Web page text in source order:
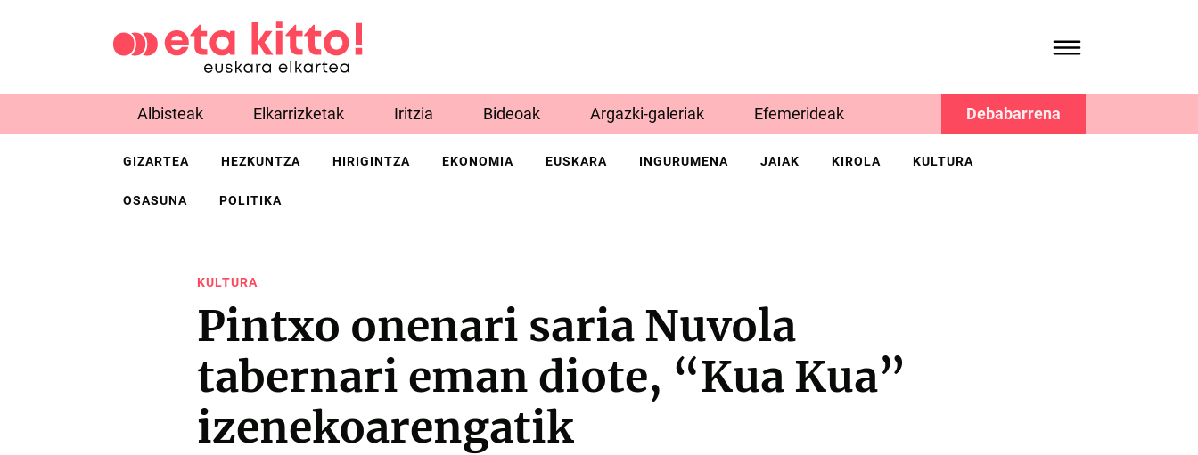
Albisteak Elkarrizketak Iritzia Bideoak Argazki-galeriak Efemerideak Debabarrena
GIZARTEA HEZKUNTZA HIRIGINTZA EKONOMIA EUSKARA INGURUMENA JAIAK KIROLA KULTURA
OSASUNA POLITIKA
KULTURA
Pintxo onenari saria Nuvola
tabernari eman diote, “Kua Kua”
izenekoarengatik